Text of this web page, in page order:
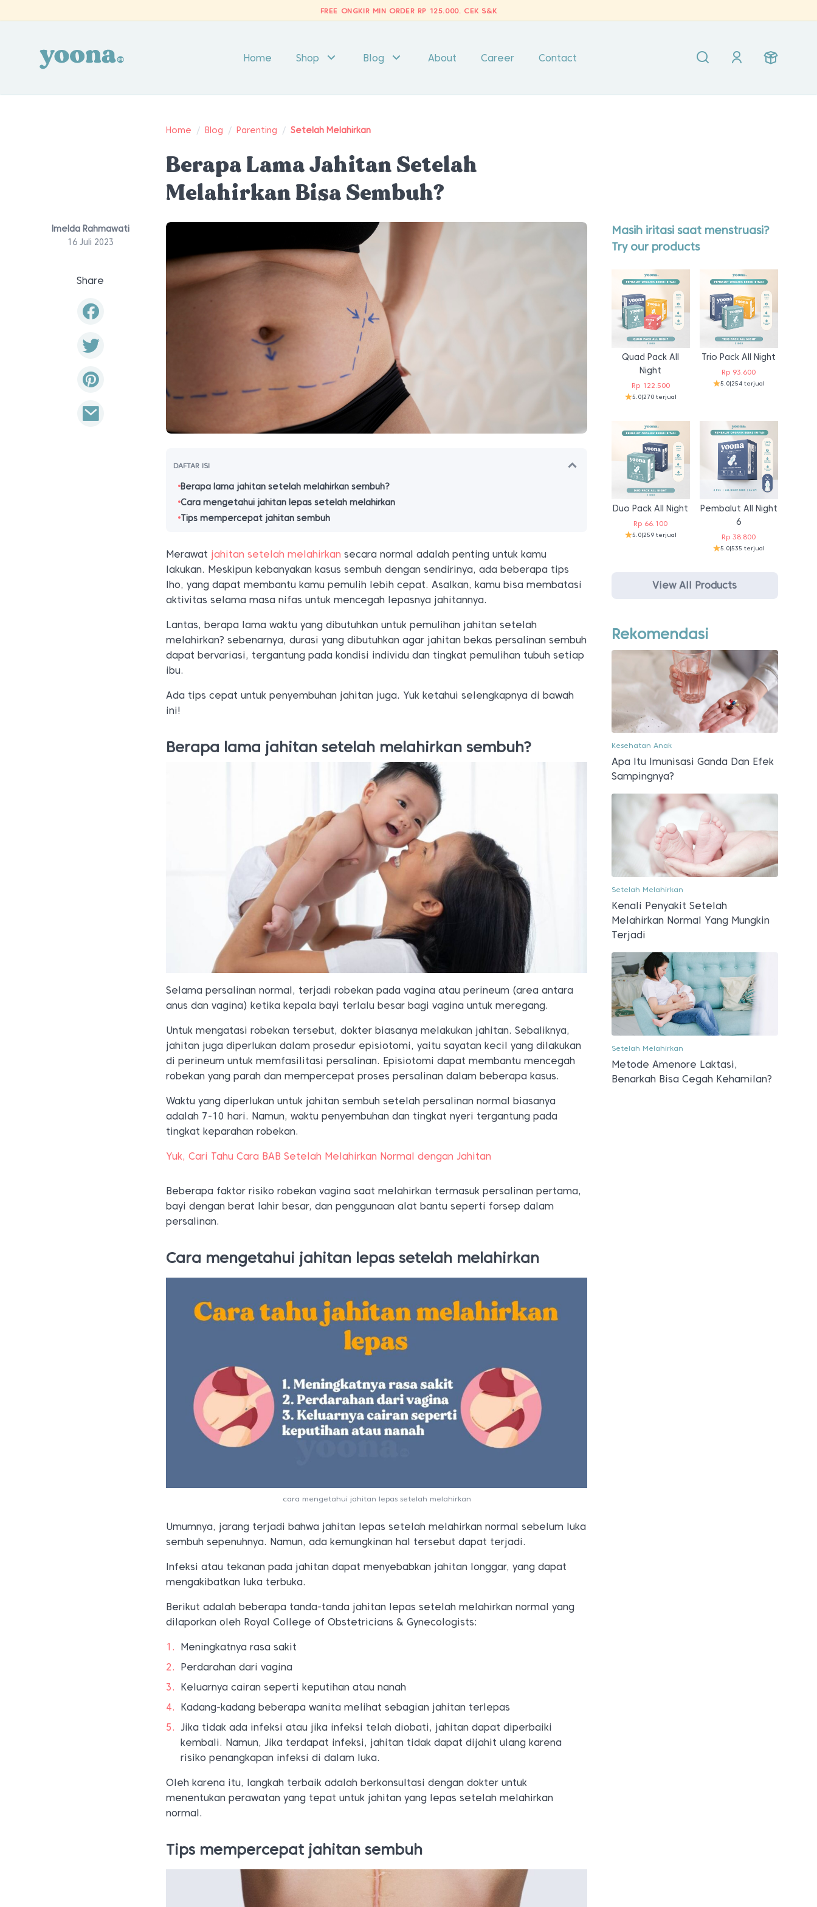
FREE ONGKIR MIN ORDER RP 125.000. CEK S&K
Home Shop Blog About Career Contact
Home / Blog / Parenting / Setelah Melahirkan
Berapa Lama Jahitan Setelah
Melahirkan Bisa Sembuh?
Imelda Rahmawati
16 Juli 2023
Share
DAFTAR ISI
Berapa lama jahitan setelah melahirkan sembuh?
Cara mengetahui jahitan lepas setelah melahirkan
Tips mempercepat jahitan sembuh
Merawat jahitan setelah melahirkan secara normal adalah penting untuk kamu
lakukan. Meskipun kebanyakan kasus sembuh dengan sendirinya, ada beberapa tips
lho, yang dapat membantu kamu pemulih lebih cepat. Asalkan, kamu bisa membatasi
aktivitas selama masa nifas untuk mencegah lepasnya jahitannya.
Lantas, berapa lama waktu yang dibutuhkan untuk pemulihan jahitan setelah
melahirkan? sebenarnya, durasi yang dibutuhkan agar jahitan bekas persalinan sembuh
dapat bervariasi, tergantung pada kondisi individu dan tingkat pemulihan tubuh setiap
ibu.
Ada tips cepat untuk penyembuhan jahitan juga. Yuk ketahui selengkapnya di bawah
ini!
Berapa lama jahitan setelah melahirkan sembuh?
Selama persalinan normal, terjadi robekan pada vagina atau perineum (area antara
anus dan vagina) ketika kepala bayi terlalu besar bagi vagina untuk meregang.
Untuk mengatasi robekan tersebut, dokter biasanya melakukan jahitan. Sebaliknya,
jahitan juga diperlukan dalam prosedur episiotomi, yaitu sayatan kecil yang dilakukan
di perineum untuk memfasilitasi persalinan. Episiotomi dapat membantu mencegah
robekan yang parah dan mempercepat proses persalinan dalam beberapa kasus.
Waktu yang diperlukan untuk jahitan sembuh setelah persalinan normal biasanya
adalah 7-10 hari. Namun, waktu penyembuhan dan tingkat nyeri tergantung pada
tingkat keparahan robekan.
Yuk, Cari Tahu Cara BAB Setelah Melahirkan Normal dengan Jahitan
Beberapa faktor risiko robekan vagina saat melahirkan termasuk persalinan pertama,
bayi dengan berat lahir besar, dan penggunaan alat bantu seperti forsep dalam
persalinan.
Cara mengetahui jahitan lepas setelah melahirkan
cara mengetahui jahitan lepas setelah melahirkan
Umumnya, jarang terjadi bahwa jahitan lepas setelah melahirkan normal sebelum luka
sembuh sepenuhnya. Namun, ada kemungkinan hal tersebut dapat terjadi.
Infeksi atau tekanan pada jahitan dapat menyebabkan jahitan longgar, yang dapat
mengakibatkan luka terbuka.
Berikut adalah beberapa tanda-tanda jahitan lepas setelah melahirkan normal yang
dilaporkan oleh Royal College of Obstetricians & Gynecologists:
Meningkatnya rasa sakit
Perdarahan dari vagina
Keluarnya cairan seperti keputihan atau nanah
Kadang-kadang beberapa wanita melihat sebagian jahitan terlepas
Jika tidak ada infeksi atau jika infeksi telah diobati, jahitan dapat diperbaiki
kembali. Namun, Jika terdapat infeksi, jahitan tidak dapat dijahit ulang karena
risiko penangkapan infeksi di dalam luka.
Oleh karena itu, langkah terbaik adalah berkonsultasi dengan dokter untuk
menentukan perawatan yang tepat untuk jahitan yang lepas setelah melahirkan
normal.
Tips mempercepat jahitan sembuh
Masih iritasi saat menstruasi?
Try our products
Quad Pack All
Night
Rp122.500
5.0|270 terjual
Trio Pack All Night
Rp 93.600
5.0|254 terjual
Duo Pack All Night
Rp 66.100
5.0|259 terjual
Pembalut All Night
6
Rp 38.800
5.0|535 terjual
View All Products
Rekomendasi
Kesehatan Anak
Apa Itu Imunisasi Ganda Dan Efek
Sampingnya?
Setelah Melahirkan
Kenali Penyakit Setelah
Melahirkan Normal Yang Mungkin
Terjadi
Setelah Melahirkan
Metode Amenore Laktasi,
Benarkah Bisa Cegah Kehamilan?